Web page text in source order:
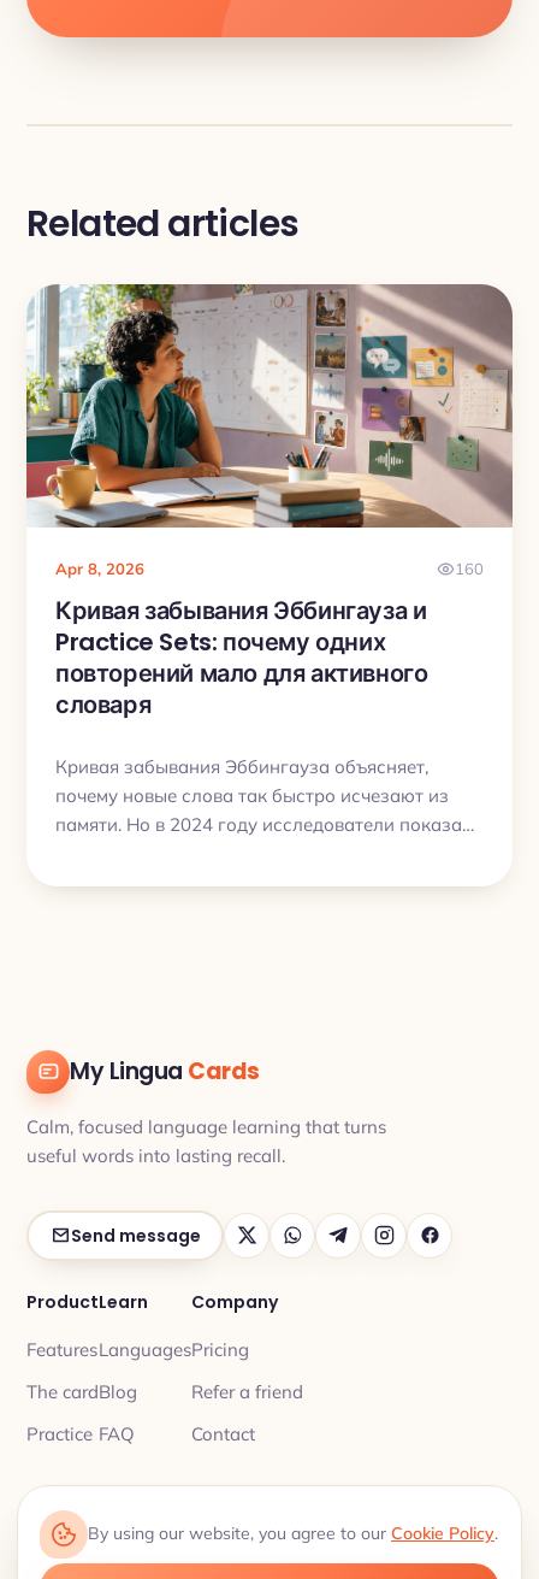
Related articles
Apr 8, 2026 160
Кривая забывания Эббингауза и
Practice Sets: почему одних
повторений мало для активного
словаря
Кривая забывания Эббингауза объясняет,
почему новые слова так быстро исчезают из
памяти. Но в 2024 году исследователи показали
spaced repetition, но и spaced retrieval с
My Lingua Cards
Calm, focused language learning that turns
useful words into lasting recall.
Send message
Product
Features
The card
Practice
Learn
Languages
Blog
FAQ
Company
Pricing
Refer a friend
Contact
© 2026 My Lingua Cards ·
By using our website, you agree to our Cookie Policy.